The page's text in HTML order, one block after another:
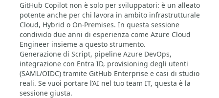
GitHub Copilot non è solo per sviluppatori: è un alleato
potente anche per chi lavora in ambito infrastrutturale
Cloud, Hybrid o On-Premises. In questa sessione
condivido due anni di esperienza come Azure Cloud
Engineer insieme a questo strumento.
Generazione di Script, pipeline Azure DevOps,
integrazione con Entra ID, provisioning degli utenti
(SAML/OIDC) tramite GitHub Enterprise e casi di studio
reali. Se vuoi portare l’AI nel tuo team IT, questa è la
sessione giusta.